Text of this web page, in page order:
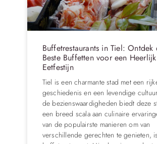
Buffetrestaurants in Tiel: Ontdek
Beste Buffetten voor een Heerlijk
Eetfestijn
Tiel is een charmante stad met een
geschiedenis en een levendige
de bezienswaardigheden biedt deze
een breed scala aan culinaire
van de populairste manieren om van
verschillende gerechten te genieten,